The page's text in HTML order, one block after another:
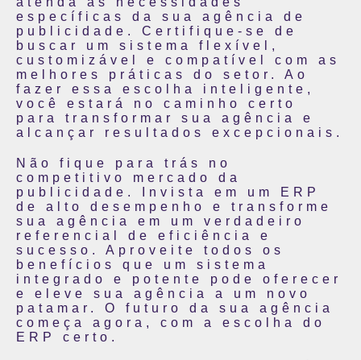
específicas da sua agência de
publicidade. Certifique-se de
buscar um sistema flexível,
customizável e compatível com as
melhores práticas do setor. Ao
fazer essa escolha inteligente,
você estará no caminho certo
para transformar sua agência e
alcançar resultados excepcionais.
Não fique para trás no
competitivo mercado da
publicidade. Invista em um ERP
de alto desempenho e transforme
sua agência em um verdadeiro
referencial de eficiência e
sucesso. Aproveite todos os
benefícios que um sistema
integrado e potente pode oferecer
e eleve sua agência a um novo
patamar. O futuro da sua agência
começa agora, com a escolha do
ERP certo.